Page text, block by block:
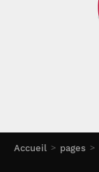
Accueil pages